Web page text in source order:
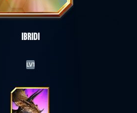
Ibridi
LV1